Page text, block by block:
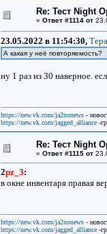
Re: Тест Night
« Ответ #1114 от
23.05.2022 в 11:54:30,
А какая у неё повторяемость?
ну 1 раз из 30 наверное.
https://new.vk.com/ja2nonews -
https://new.vk.com/jagged_alliance -
Re: Тест Night
« Ответ #1115 от
2pz_3:
в окне инвентаря правая
https://new.vk.com/ja2nonews -
https://new.vk.com/jagged_alliance -